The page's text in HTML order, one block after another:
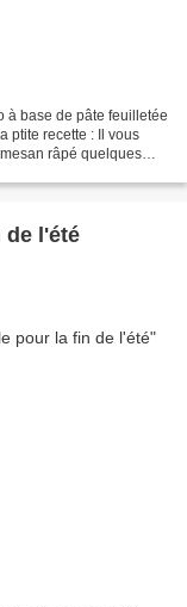
à base de pâte feuilletée
ptite recette : Il vous
râpé quelques
de l'été